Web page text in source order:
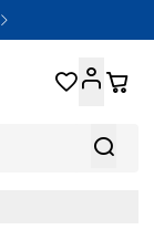


 